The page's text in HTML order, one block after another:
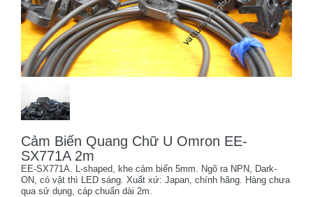
Cảm Biến Quang Chữ U Omron EE-
SX771A 2m
EE-SX771A. L-shaped, khe cảm biến 5mm. Ngõ ra NPN, Dark-
ON, có vật thì LED sáng. Xuất xứ: Japan, chính hãng. Hàng chưa
qua sử dụng, cáp chuẩn dài 2m.